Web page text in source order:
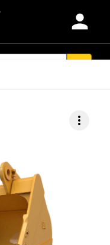
person
more_vert